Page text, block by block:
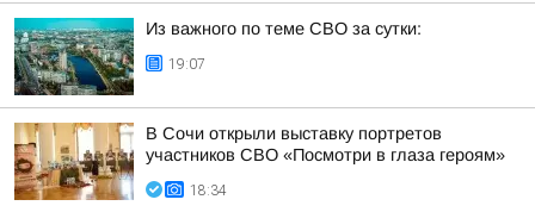
Из важного по теме СВО за сутки:
19:07
В Сочи открыли выставку портретов
участников СВО «Посмотри в глаза героям»
18:34